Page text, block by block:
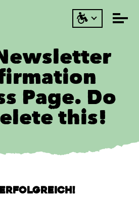
Page. Do
this!
erfolgreich!